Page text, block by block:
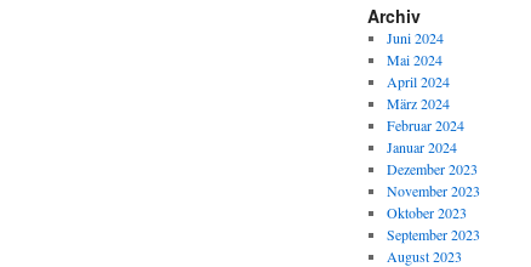
Archiv
Juni 2024
Mai 2024
April 2024
März 2024
Februar 2024
Januar 2024
Dezember 2023
November 2023
Oktober 2023
September 2023
August 2023